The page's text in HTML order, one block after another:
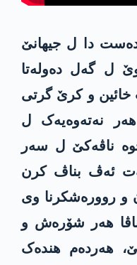
دا ل جیهانێ
ل گەل دەولەتا
و کرێ گرتی
نەتەوەیەک ل
ناڤەکێ ل سەر
ئەڤ بناڤ کرن
روورەشکرنا وی
ناڤا هەر شۆرەش و
هەردەم هندەک